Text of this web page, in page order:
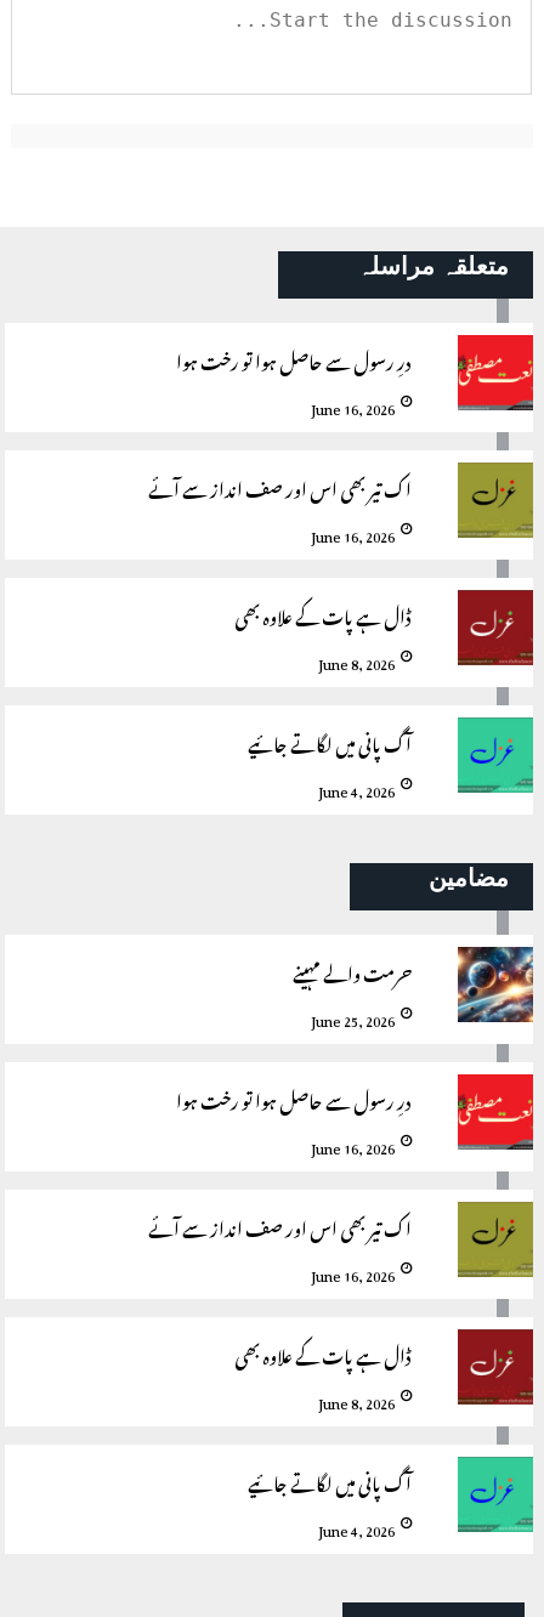
متعلقہ مراسلہ
درِ رسول سے حاصل ہوا تو رخت ہوا
June 16, 2026
اک تیر بھی اس اور صف انداز سے آئے
June 16, 2026
ڈال ہے پات کے علاوہ بھی
June 8, 2026
آگ پانی میں لگاتے جائیے
June 4, 2026
مضامین
حرمت والے مہینے
June 25, 2026
درِ رسول سے حاصل ہوا تو رخت ہوا
June 16, 2026
اک تیر بھی اس اور صف انداز سے آئے
June 16, 2026
ڈال ہے پات کے علاوہ بھی
June 8, 2026
آگ پانی میں لگاتے جائیے
June 4, 2026